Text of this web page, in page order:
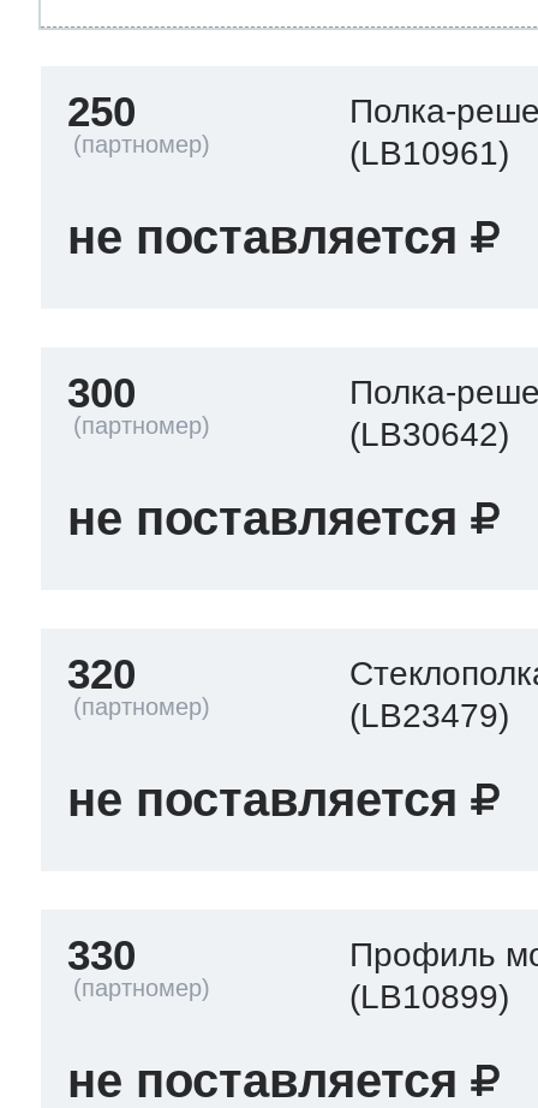
250
Полка-
(LB10961)
не поставляется
300
Полка-
(LB30642)
не поставляется
320
(LB23479)
не поставляется
330
Профиль
(LB10899)
не поставляется